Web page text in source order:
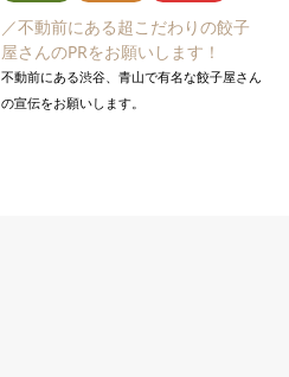
／不動前にある超こだわりの餃子
屋さんのPRをお願いします！
不動前にある渋谷、青山で有名な餃子屋さん
の宣伝をお願いします。